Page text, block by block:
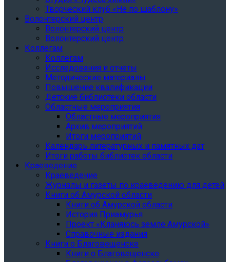
Творческий клуб «Не по шаблону»
Волонтерский центр
Волонтерский центр
Волонтерский центр
Коллегам
Коллегам
Исследования и отчеты
Методические материалы
Повышение квалификации
Детские библиотеки области
Областные мероприятия
Областные мероприятия
Архив мероприятий
Итоги мероприятий
Календарь литературных и памятных дат
Итоги работы библиотек области
Краеведение
Краеведение
Журналы и газеты по краеведению для детей
Книги об Амурской области
Книги об Амурской области
История Приамурья
Проект «Кланяюсь земле Амурской»
Справочные издания
Книги о Благовещенске
Книги о Благовещенске